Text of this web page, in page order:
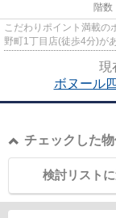
階数
こだわりポイント満載
野町1丁目店(徒歩4分)が
現
ボヌール
チェックした
検討リスト